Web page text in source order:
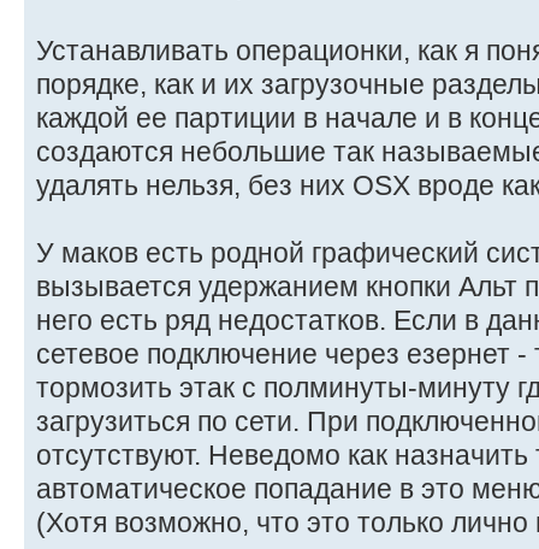
Устанавливать операционки, как я
порядке, как и их загрузочные
каждой ее партиции в начале и в
создаются небольшие так
удалять нельзя, без них OSX вроде
У маков есть родной графический
вызывается удержанием кнопки Альт
него есть ряд недостатков. Если в
сетевое подключение через езернет -
тормозить этак с полминуты-минуту
загрузиться по сети. При
отсутствуют. Неведомо как
автоматическое попадание в это
(Хотя возможно, что это только